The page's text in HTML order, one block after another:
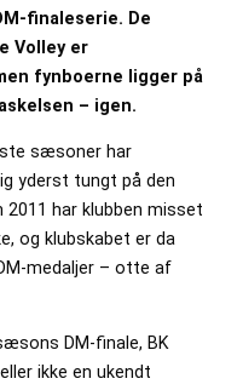
finaleserie. De
Volley er
fynboerne ligger på
– igen.
sæsoner har
yderst tungt på den
2011 har klubben misset
og klubskabet er da
medaljer – otte af
DM-finale, BK
ikke en ukendt